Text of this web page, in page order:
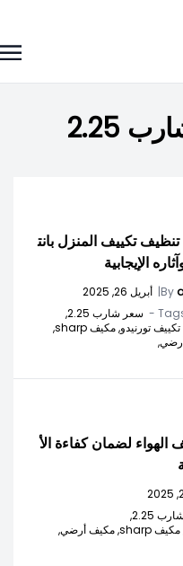
2.25
تنظيف تكييف المنزل بانت
الإيجابية
By
| أبريل 26, 2025
Tags
سعر شارب 2.25,
تورنيدو,مكيف sharp,
الهواء لضمان كفاءة الأ
2.25,
مكيف sharp, مكيف أرضي,